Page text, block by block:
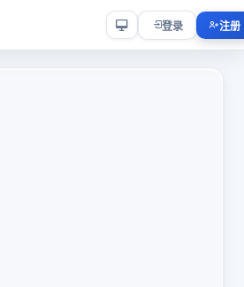
登录 注册